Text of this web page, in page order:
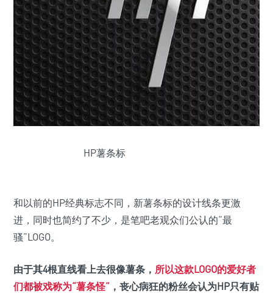
HP薯条标
和以前的HP经典标志不同，新薯条标的设计线条更激
进，同时也简约了不少，是笔吧老观众们公认的“最
骚”LOGO。
由于其4根直线看上去很像薯条， 所以这款LOGO的爱好者
们都被戏称为“薯条怪” ，丧心病狂的粉丝会认为HP只有贴